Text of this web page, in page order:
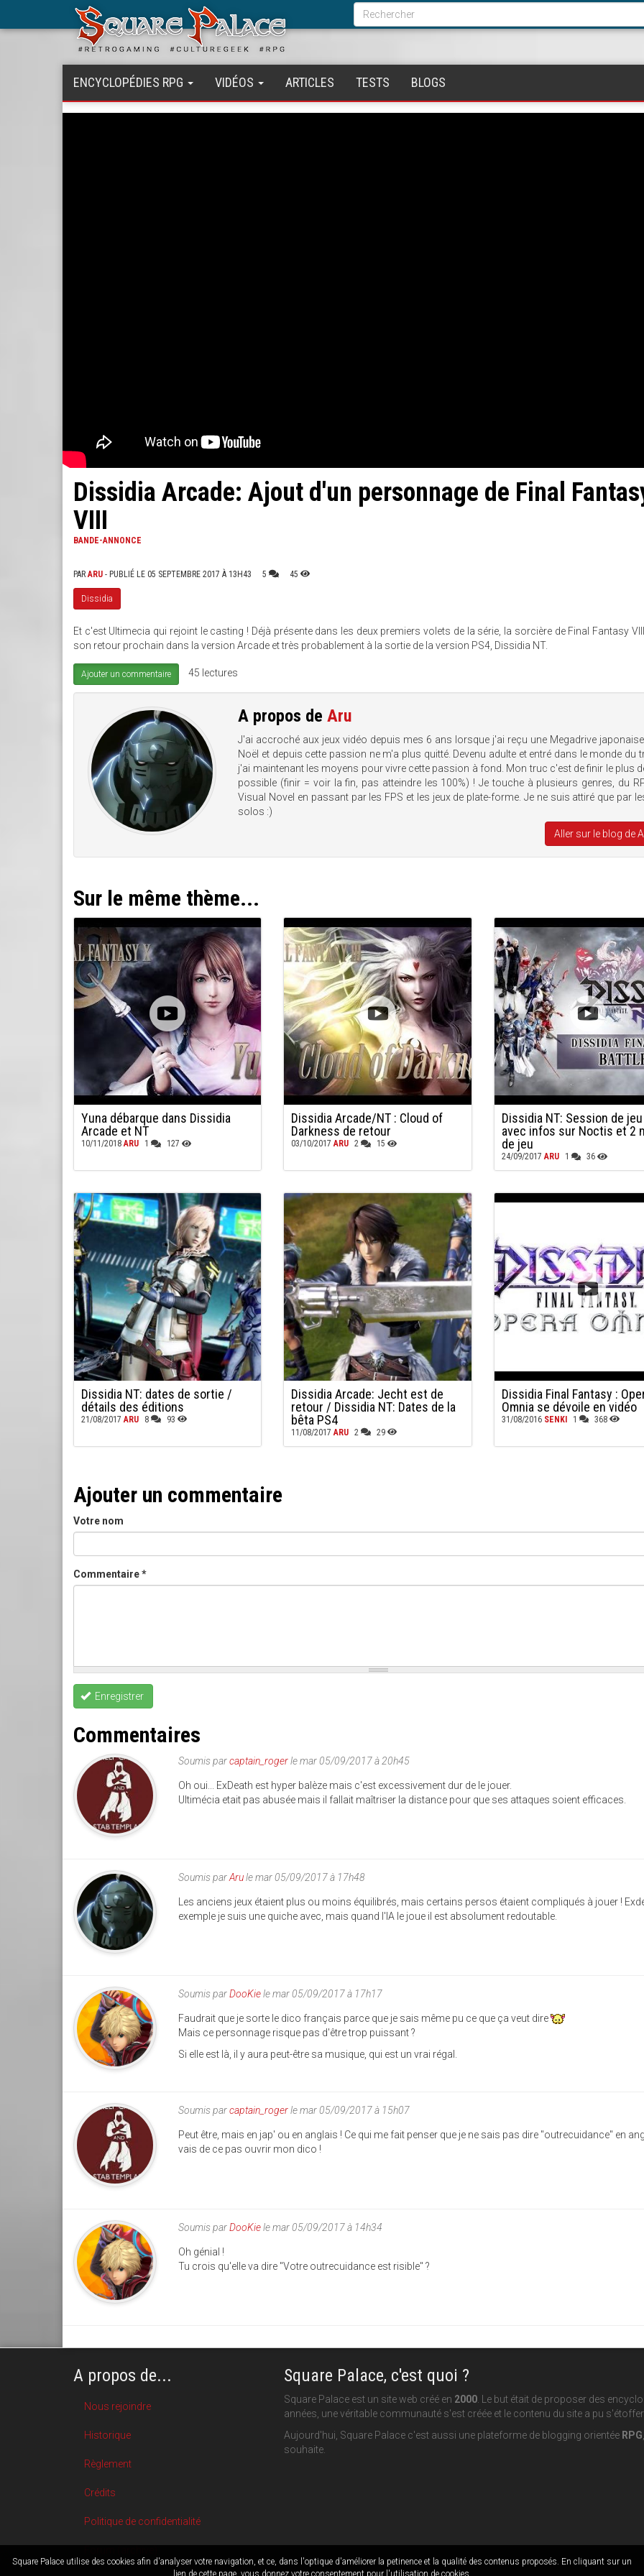
Square Palace utilise des cookies afin d'analyser votre navigation, et ce, dans l'optique d'améliorer la petinence et la qualité des contenus proposés. En cliquant sur un
lien de cette page, vous donnez votre consentement pour l'utilisation de cookies.
Formulaire
de
recherche
Rechercher
ENCYCLOPÉDIES RPG VIDÉOS ARTICLES TESTS BLOGS
Dissidia Arcade: Ajout d'un personnage de Final
VIII
BANDE-ANNONCE
PAR ARU - PUBLIÉ LE 05 SEPTEMBRE 2017 À 13H43 5 45
Dissidia
Et c'est Ultimecia qui rejoint le casting ! Déjà présente dans les deux premiers volets de la série, la sorcière de Final Fantasy
son retour prochain dans la version Arcade et très probablement à la sortie de la version PS4, Dissidia NT.
Ajouter un commentaire 45 lectures
A propos deAru
J'ai accroché aux jeux vidéo depuis mes 6 ans lorsque j'ai reçu une Megadrive
Noël et depuis cette passion ne m'a plus quitté. Devenu adulte et entré dans le monde du
j'ai maintenant les moyens pour vivre cette passion à fond. Mon truc c'est de finir le plus
possible (finir = voir la fin, pas atteindre les 100%) ! Je touche à plusieurs genres, du
Visual Novel en passant par les FPS et les jeux de plate-forme. Je ne suis attiré que par
solos :)
Aller sur le blog de
Sur le même thème...
Yuna débarque dans Dissidia
Arcade et NT
10/11/2018ARU 1 127
Dissidia Arcade/NT : Cloud of
Darkness de retour
03/10/2017ARU 2 15
Dissidia NT: Session de jeu
avec infos sur Noctis et 2
de jeu
24/09/2017ARU 1 36
Dissidia NT: dates de sortie /
détails des éditions
21/08/2017 ARU 8 93
Dissidia Arcade: Jecht est de
retour / Dissidia NT: Dates de la
bêta PS4
11/08/2017ARU 2 29
Dissidia Final Fantasy :
Omnia se dévoile en vidéo
31/08/2016 SENKI 1 368
Ajouter un commentaire
Votre nom
Commentaire*
Enregistrer
Commentaires
Soumis parcaptain_rogerle mar 05/09/2017 à 20h45
Oh oui... ExDeath est hyper balèze mais c'est excessivement dur de le jouer.
Ultimécia etait pas abusée mais il fallait maîtriser la distance pour que ses attaques soient efficaces.
Soumis parArule mar 05/09/2017 à 17h48
Les anciens jeux étaient plus ou moins équilibrés, mais certains persos étaient compliqués à jouer !
exemple je suis une quiche avec, mais quand l'IA le joue il est absolument redoutable.
Soumis parDooKiele mar 05/09/2017 à 17h17
Faudrait que je sorte le dico français parce que je sais même pu ce que ça veut dire
Mais ce personnage risque pas d'être trop puissant ?
Si elle est là, il y aura peut-être sa musique, qui est un vrai régal.
Soumis parcaptain_rogerle mar 05/09/2017 à 15h07
Peut être, mais en jap' ou en anglais ! Ce qui me fait penser que je ne sais pas dire "outrecuidance" en
vais de ce pas ouvrir mon dico !
Soumis parDooKiele mar 05/09/2017 à 14h34
Oh génial !
Tu crois qu'elle va dire "Votre outrecuidance est risible" ?
A propos de...
Nous rejoindre
Historique
Règlement
Crédits
Politique de confidentialité
Square Palace, c'est quoi ?
Square Palace est un site web créé en 2000. Le but était de proposer des
années, une véritable communauté s'est créée et le contenu du site a pu
Aujourd'hui, Square Palace c'est aussi une plateforme de blogging orientée RPG
souhaite.